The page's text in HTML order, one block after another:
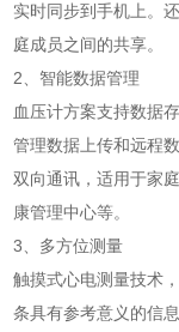
实时同步到手机上。
庭成员之间的共享。
2、智能数据管理
血压计方案支持数据
管理数据上传和远程
双向通讯，适用于家
康管理中心等。
3、多方位测量
触摸式心电测量技术
条具有参考意义的信